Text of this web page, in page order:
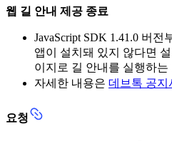
웹 길 안내 제공 종료
JavaScript SDK 1.41.0 버전
앱이 설치돼 있지 않다면
이지로 길 안내를 실행하
자세한 내용은 데브톡 공지
요청